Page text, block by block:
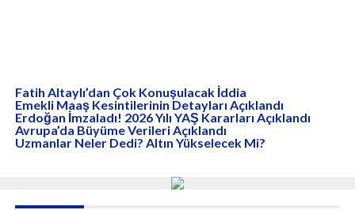
Fatih Altaylı’dan Çok Konuşulacak İddia
Emekli Maaş Kesintilerinin Detayları Açıklandı
Erdoğan İmzaladı! 2026 Yılı YAŞ Kararları Açıklandı
Avrupa’da Büyüme Verileri Açıklandı
Uzmanlar Neler Dedi? Altın Yükselecek Mi?